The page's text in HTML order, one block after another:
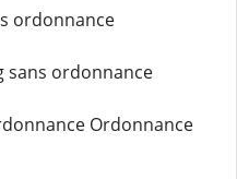
ordonnance
sans ordonnance
Ordonnance